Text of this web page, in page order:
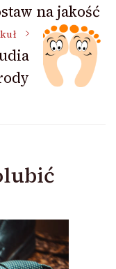
na jakość